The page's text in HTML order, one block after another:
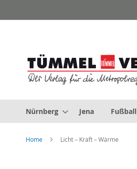
zum
Nürnberg Jena Fußball
Home Licht – Kraft – Wärme